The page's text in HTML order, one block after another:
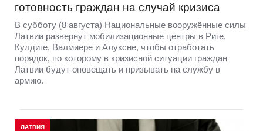
готовность граждан на случай кризиса
В субботу (8 августа) Национальные вооружённые силы
Латвии развернут мобилизационные центры в Риге,
Кулдиге, Валмиере и Алуксне, чтобы отработать
порядок, по которому в кризисной ситуации граждан
Латвии будут оповещать и призывать на службу в
армию.
ЛАТВИЯ